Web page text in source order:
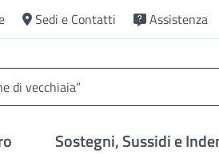
Sedi e Contatti Assistenza
Sostegni, Sussidi e